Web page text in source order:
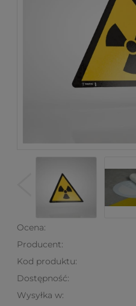
Ocena:
Producent:
Kod produktu:
Dostępność:
Wysyłka w: